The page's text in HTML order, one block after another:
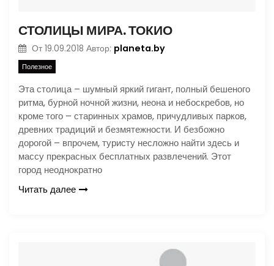
СТОЛИЦЫ МИРА. ТОКИО
От 19.09.2018 Автор: planeta.by
Полезное
Эта столица – шумный яркий гигант, полный бешеного
ритма, бурной ночной жизни, неона и небоскребов, но
кроме того – старинных храмов, причудливых парков,
древних традиций и безмятежности. И безбожно
дорогой – впрочем, туристу несложно найти здесь и
массу прекрасных бесплатных развлечений. Этот
город неоднократно
Читать далее